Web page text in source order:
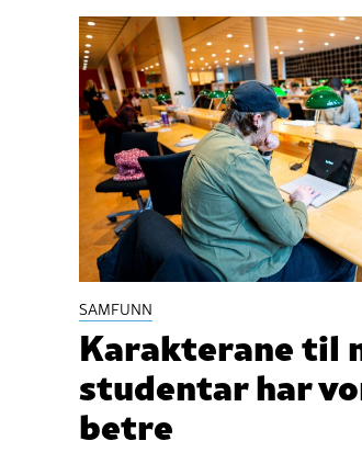
SAMFUNN
Karakterane til
studentar har
betre